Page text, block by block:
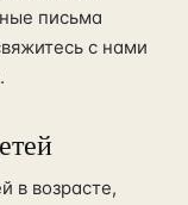
письма
с нами
в возрасте,